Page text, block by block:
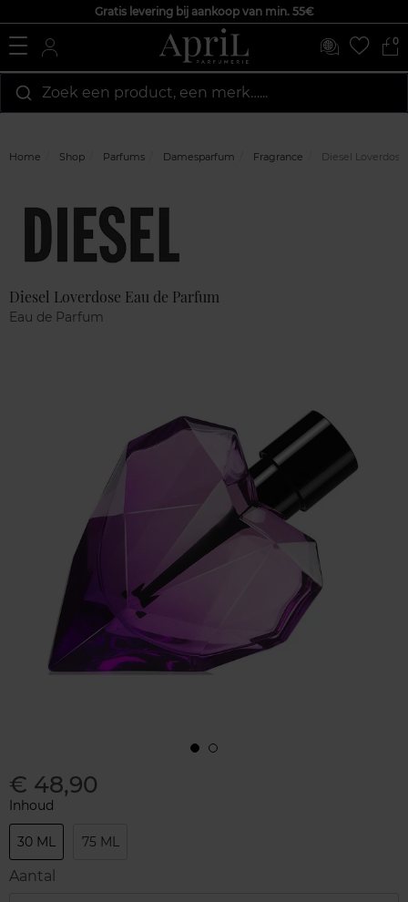
Gratis levering bij aankoop van min. 55€
0
Zoek een product, een merk…...
Home Shop Parfums Damesparfum Fragrance Diesel
Diesel Loverdose Eau de Parfum
Eau de Parfum
€ 48,90
Inhoud
30 ML 75 ML
Aantal